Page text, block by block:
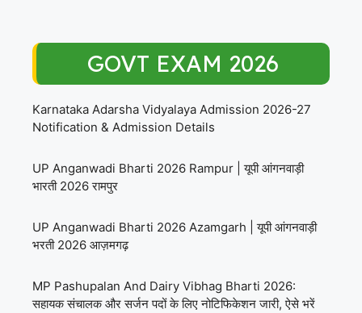
GOVT EXAM 2026
Karnataka Adarsha Vidyalaya Admission 2026-27
Notification & Admission Details
UP Anganwadi Bharti 2026 Rampur | यूपी आंगनवाड़ी
भारती 2026 रामपुर
UP Anganwadi Bharti 2026 Azamgarh | यूपी आंगनवाड़ी
भरती 2026 आज़मगढ़
MP Pashupalan And Dairy Vibhag Bharti 2026:
सहायक संचालक और सर्जन पदों के लिए नोटिफिकेशन जारी, ऐसे भरें